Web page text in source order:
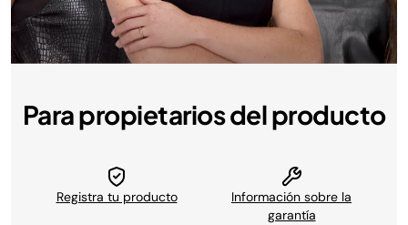
Para propietarios del producto
Registra tu producto
Información sobre la
garantía